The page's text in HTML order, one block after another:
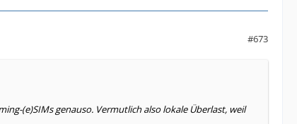
#673
(e)SIMs genauso. Vermutlich also lokale Überlast, weil